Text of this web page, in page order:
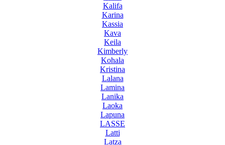
Kalifa
Karina
Kassia
Kava
Keila
Kimberly
Kohala
Kristina
Lalana
Lamina
Lanika
Laoka
Lapuna
LASSE
Latti
Latza